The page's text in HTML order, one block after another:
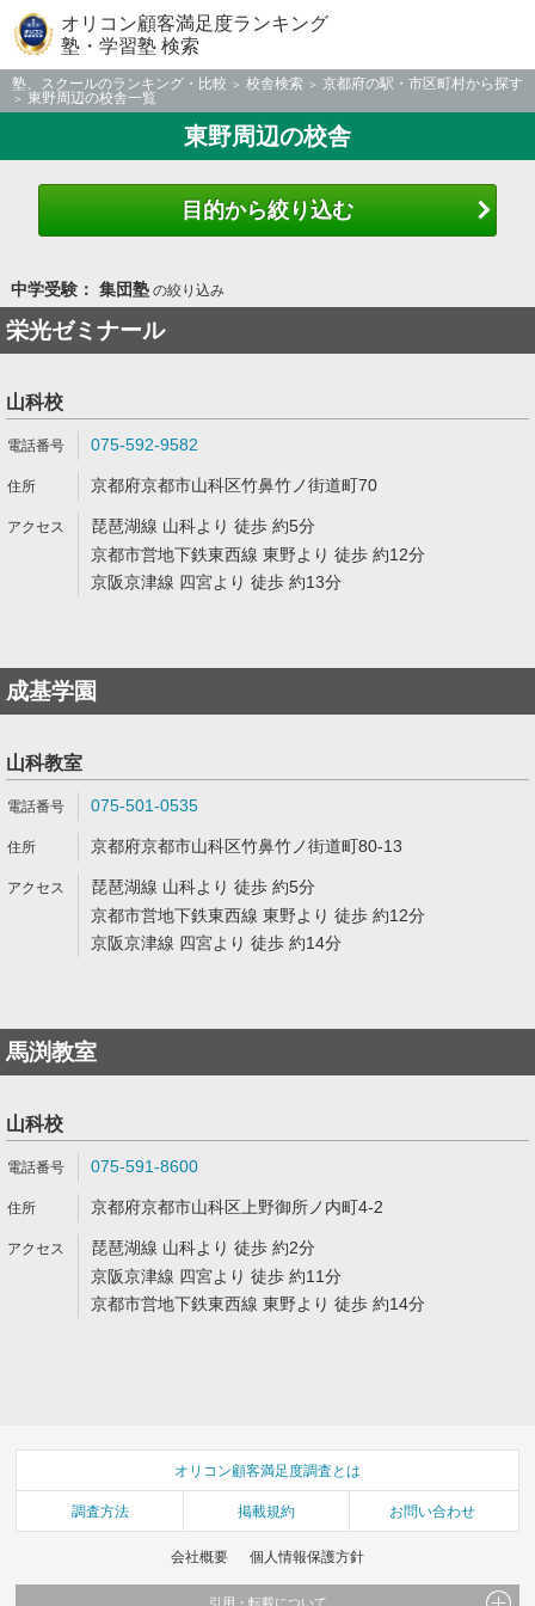
オリコン顧客満足度ランキング
塾・学習塾 検索
塾、スクールのランキング・比較 校舎検索
京都府の駅・市区町村から探す
東野周辺の校舎一覧
東野周辺の校舎
目的から絞り込む
中学受験： 集団塾の絞り込み
栄光ゼミナール
山科校
075-592-9582
京都府京都市山科区竹鼻竹ノ街道町70
琵琶湖線 山科より 徒歩 約5分
京都市営地下鉄東西線 東野より 徒歩 約12分
京阪京津線 四宮より 徒歩 約13分
成基学園
山科教室
075-501-0535
京都府京都市山科区竹鼻竹ノ街道町80-13
琵琶湖線 山科より 徒歩 約5分
京都市営地下鉄東西線 東野より 徒歩 約12分
京阪京津線 四宮より 徒歩 約14分
馬渕教室
山科校
075-591-8600
京都府京都市山科区上野御所ノ内町4-2
琵琶湖線 山科より 徒歩 約2分
京阪京津線 四宮より 徒歩 約11分
京都市営地下鉄東西線 東野より 徒歩 約14分
オリコン顧客満足度調査とは
調査方法 掲載規約 お問い合わせ
会社概要 個人情報保護方針
引用・転載について